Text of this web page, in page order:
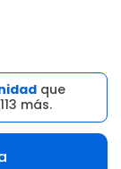
que
más.